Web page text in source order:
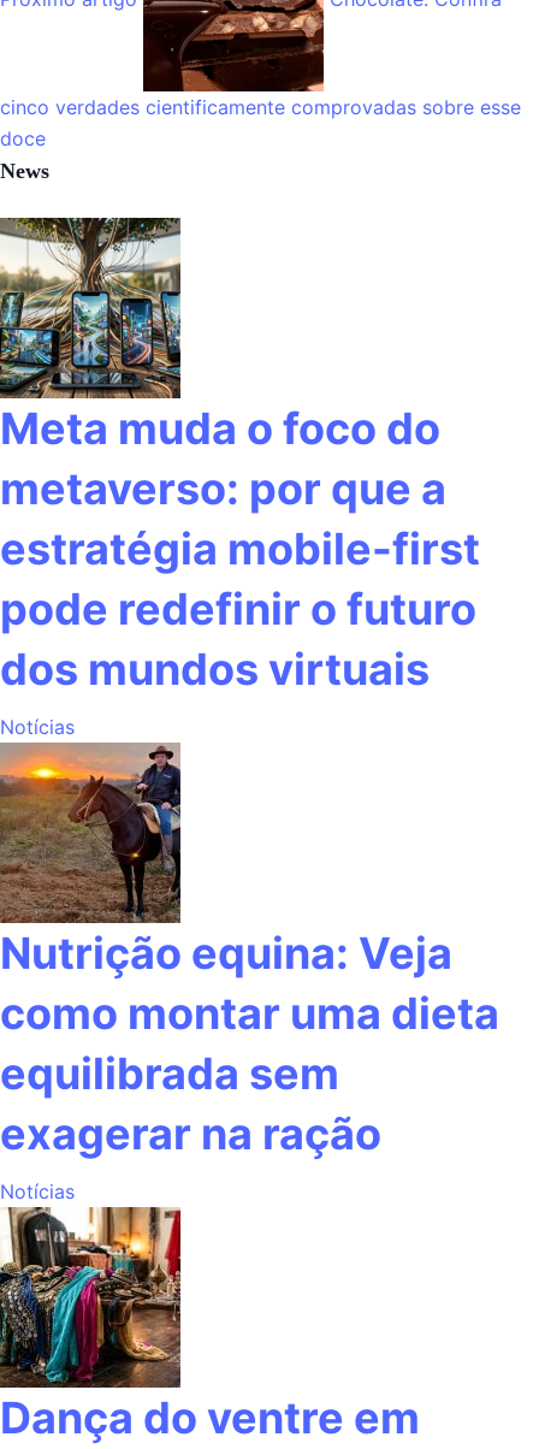
cinco verdades cientificamente comprovadas sobre esse
doce
News
Meta muda o foco do
metaverso: por que a
estratégia mobile-first
pode redefinir o futuro
dos mundos virtuais
Notícias
Nutrição equina: Veja
como montar uma dieta
equilibrada sem
exagerar na ração
Notícias
Dança do ventre em